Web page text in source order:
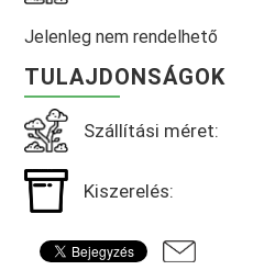
Jelenleg nem rendelhető
TULAJDONSÁGOK
Szállítási méret:
Kiszerelés: